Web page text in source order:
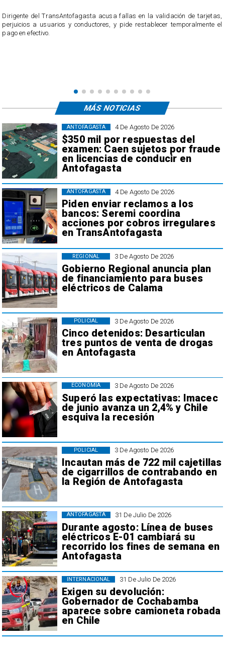
​Dirigente del TransAntofagasta acusa fallas en la validación de tarjetas,
perjuicios a usuarios y conductores, y pide restablecer temporalmente el
pago en efectivo.
4 De Agosto De 2026
$350 mil por respuestas del
examen: Caen sujetos por fraude
en licencias de conducir en
Antofagasta
ANTOFAGASTA
4 De Agosto De 2026
Piden enviar reclamos a los
bancos: Seremi coordina
acciones por cobros irregulares
en TransAntofagasta
ANTOFAGASTA
3 De Agosto De 2026
Gobierno Regional anuncia plan
de financiamiento para buses
eléctricos de Calama
REGIONAL
3 De Agosto De 2026
Cinco detenidos: Desarticulan
tres puntos de venta de drogas
en Antofagasta
POLICIAL
3 De Agosto De 2026
Superó las expectativas: Imacec
de junio avanza un 2,4% y Chile
esquiva la recesión
ECONOMÍA
3 De Agosto De 2026
Incautan más de 722 mil cajetillas
de cigarrillos de contrabando en
la Región de Antofagasta
POLICIAL
31 De Julio De 2026
Durante agosto: Línea de buses
eléctricos E-01 cambiará su
recorrido los fines de semana en
Antofagasta
ANTOFAGASTA
31 De Julio De 2026
Exigen su devolución:
Gobernador de Cochabamba
aparece sobre camioneta robada
en Chile
INTERNACIONAL
MÁS NOTICIAS